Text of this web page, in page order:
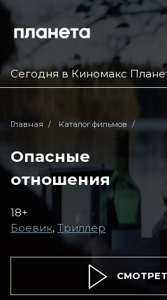
Сегодня в Киномакс
Главная Каталог фильмов
Опасные
отношения
18+
Боевик, Триллер